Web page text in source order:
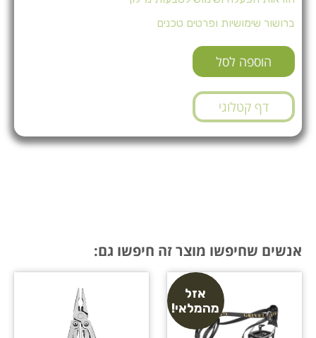
ברושור שימושיות ופרטים טכנים
הוספה לסל
דף קטלוגי
אנשים שחיפשו מוצר זה חיפשו גם:
אזל
מהמלאי!